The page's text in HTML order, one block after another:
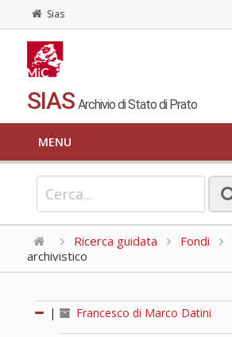
Sias
SIAS Archivio di Stato di Prato
MENU
Ricerca guidata Fondi
archivistico
| Francesco di Marco Datini